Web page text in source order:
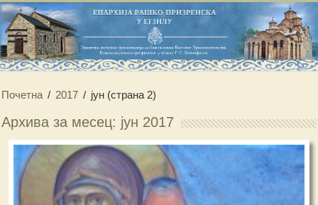
Почетна / 2017 / јун (страна 2)
Архива за месец: јун 2017